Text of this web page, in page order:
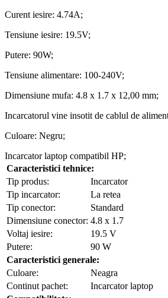
Curent iesire: 4.74A;
Tensiune iesire: 19.5V;
Putere: 90W;
Tensiune alimentare: 100-240V;
Dimensiune mufa: 4.8 x 1.7 x 12,00 mm;
Incarcatorul vine insotit de cablul de
Culoare: Negru;
Incarcator laptop compatibil HP;
Caracteristici tehnice:
Tip produs:
Incarcator
Tip incarcator:
La retea
Tip conector:
Standard
Dimensiune conector: 4.8 x 1.7
Voltaj iesire:
19.5 V
Putere:
90 W
Caracteristici generale:
Culoare:
Neagra
Continut pachet:
Incarcator laptop